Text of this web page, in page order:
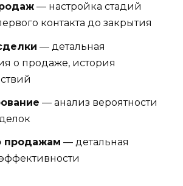
— настройка стадий
контакта до закрытия
— детальная
о продаже, история
— анализ вероятности
продажам — детальная